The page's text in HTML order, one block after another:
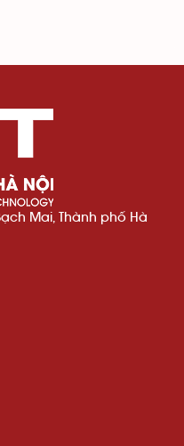
Mai, Thành phố Hà